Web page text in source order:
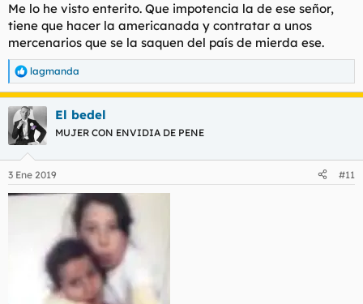
Me lo he visto enterito. Que impotencia la de ese señor,
tiene que hacer la americanada y contratar a unos
mercenarios que se la saquen del país de mierda ese.
R
e
a
c
c
i
e
s
lagmanda
El bedel
MUJER CON ENVIDIA DE PENE
3 Ene 2019 #11